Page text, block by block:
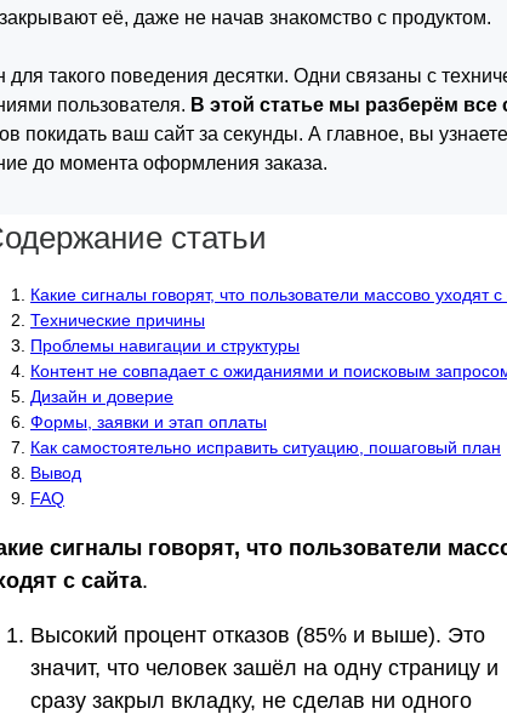
её, даже не начав знакомство с продуктом.
для такого поведения десятки. Одни связаны с
пользователя. В этой статье мы разберём все
покидать ваш сайт за секунды. А главное, вы
до момента оформления заказа.
статьи
Какие сигналы говорят, что пользователи массово уходят с
Технические причины
Проблемы навигации и структуры
Контент не совпадает с ожиданиями и поисковым
Дизайн и доверие
Формы, заявки и этап оплаты
Как самостоятельно исправить ситуацию, пошаговый план
Вывод
FAQ
сигналы говорят, что пользователи
с сайта.
Высокий процент отказов (85% и выше). Это
значит, что человек зашёл на одну страницу и
сразу закрыл вкладку, не сделав ни одного